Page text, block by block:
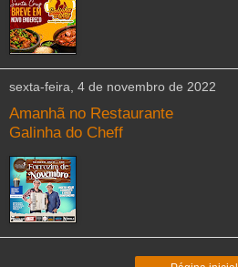
sexta-feira, 4 de novembro de 2022
Amanhã no Restaurante
Galinha do Cheff